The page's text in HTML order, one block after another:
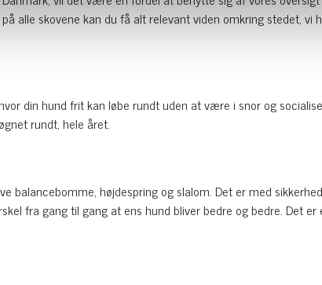
alle skovene kan du få alt relevant viden omkring stedet,
din hund frit kan løbe rundt uden at være i snor og
rundt, hele året.
balancebomme, højdespring og slalom. Det er med
fra gang til gang at ens hund bliver bedre og bedre. Det